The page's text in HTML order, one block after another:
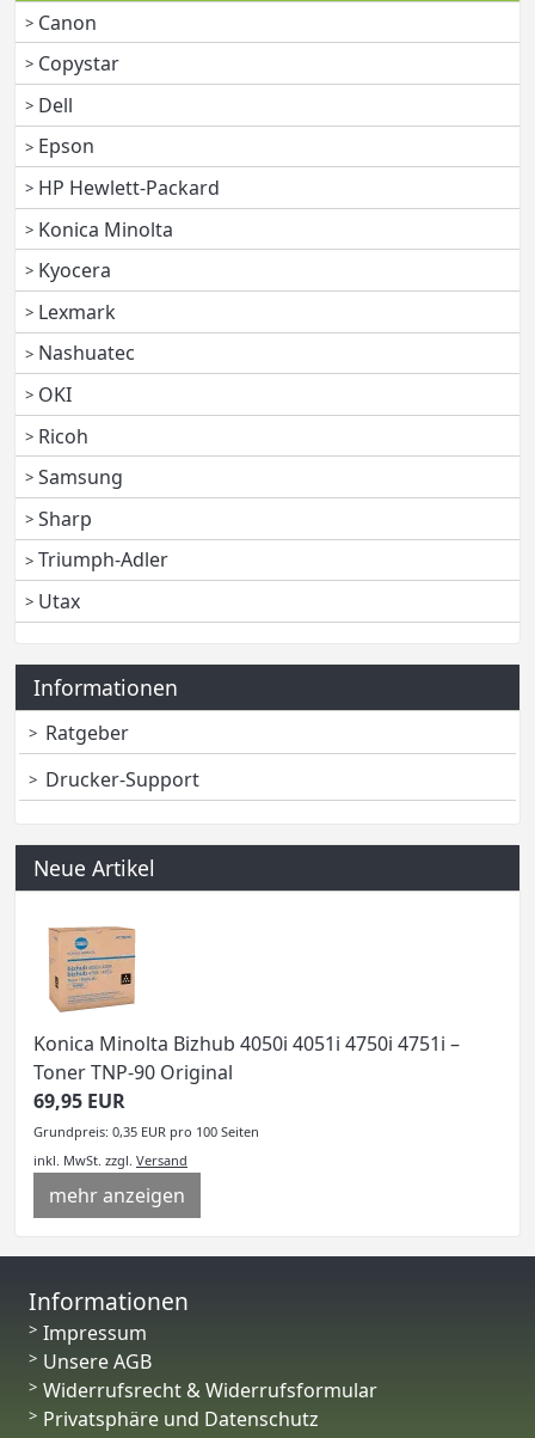
Canon
Copystar
Dell
Epson
HP Hewlett-Packard
Konica Minolta
Kyocera
Lexmark
Nashuatec
OKI
Ricoh
Samsung
Sharp
Triumph-Adler
Utax
Informationen
Ratgeber
Drucker-Support
Neue Artikel
Konica Minolta Bizhub 4050i 4051i 4750i 4751i –
Toner TNP-90 Original
69,95 EUR
Grundpreis: 0,35 EUR pro 100 Seiten
inkl. MwSt. zzgl. Versand
mehr anzeigen
Informationen
Impressum
Unsere AGB
Widerrufsrecht & Widerrufsformular
Privatsphäre und Datenschutz